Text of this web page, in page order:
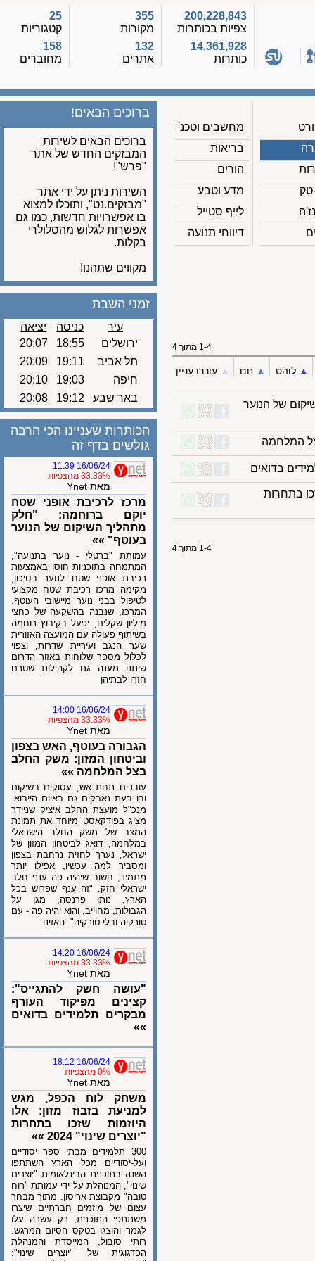
200,228,843
צפיות בכותרות
14,361,928
כותרות
355
מקורות
132
אתרים
קטגוריות
158
מחוברים
מחשבים וטכנ'
בריאות
הורים
מדע וטבע
לייף סטייל
דיווחי תנועה
ברוכים הבאים!
ברוכים הבאים לשירות
המבזקים החדש של אתר
"פרש"!
השירות ניתן על ידי אתר
"מבזקים.נט", ותוכלו למצוא
בו אפשרויות חדשות, כמו גם
אפשרות לגלוש מהסלולרי
בקלות.
מקווים שתהנו!
לוהט ▲︎ חם ▲︎ עוררו עניין
של הנוער
בדואים
בתחרות
זמני השבת
עיר כניסה
יציאה
ירושלים
18:55
20:07
תל אביב
19:11
20:09
חיפה
19:03
20:10
באר שבע
19:12
20:08
הכותרות שעניינו הכי הרבה
גולשים בדף זה
16/06/24 11:39
33.33% מהצפיות
מאת Ynet
מרכז לרכיבת אופני שטח
יוקם ברוחמה: "חלק
מתהליך השיקום של הנוער
בעוטף" »»
עמותת "ברטלי - נוער בתנועה",
המתמחה בתוכניות חוסן באמצעות
רכיבת אופני שטח לנוער בסיכון,
מקימה מרכז רכיבת שטח מקצועי
לטיפול בבני נוער מיישובי העוטף.
המרכז, שנבנה בהשקעה של כחצי
מיליון שקלים, יפעל בקיבוץ רוחמה
בשיתוף פעולה עם המועצה האזורית
שער הנגב ועיריית שדרות, וצפוי
לכלול מספר שלוחות באזור הדרום
שיתנו מענה גם לקהילות שטרם
חזרו לבתיהן
16/06/24 14:00
33.33% מהצפיות
מאת Ynet
הגבורה בעוטף, האש בצפון
וביטחון המזון: משק החלב
בצל המלחמה »»
עובדים תחת אש, עסוקים בשיקום
ובו בעת נאבקים גם באיום הייבוא:
מנכ"ל מועצת החלב איציק שניידר
מציג בפודקאסט מיוחד את תמונת
המצב של משק החלב הישראלי
במלחמה, דואג לביטחון המזון של
ישראל, נערך לחזית נרחבת בצפון
ומסביר למה עכשיו, אפילו יותר
מתמיד, חשוב שיהיה פה ענף חלב
ישראלי חזק: "זה ענף שפרוש בכל
הארץ, נותן פרנסה, מגן על
הגבולות, מחוייב, והוא יהיה פה - עם
טורקיה ובלי טורקיה". האזינו
16/06/24 14:20
33.33% מהצפיות
מאת Ynet
"עושה חשק להתגייס":
קצינים מפיקוד העורף
מבקרים תלמידים בדואים
16/06/24 18:12
0% מהצפיות
מאת Ynet
משחק לוח הכפל, מגש
למניעת בזבוז מזון: אלו
היוזמות שזכו בתחרות
"יוצרים שינוי" 2024 »»
300 תלמידים מבתי ספר יסודיים
ועל-יסודיים מכל הארץ השתתפו
השנה בתוכנית הבינלאומית "יוצרים
שינוי", המנוהלת על ידי עמותת "רוח
טובה" מקבוצת אריסון. מתוך מבחר
עצום של מיזמים חברתיים שיצרו
משתתפי התוכנית, רק עשרה עלו
לגמר והוצגו בטקס הסיום המרגש.
רותי סובול, המייסדת והמנהלת
הפדגוגית של "יוצרים שינוי":